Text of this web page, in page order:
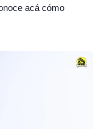
acá cómo